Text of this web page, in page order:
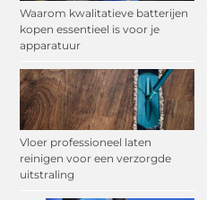
Waarom kwalitatieve batterijen
kopen essentieel is voor je
apparatuur
Vloer professioneel laten
reinigen voor een verzorgde
uitstraling